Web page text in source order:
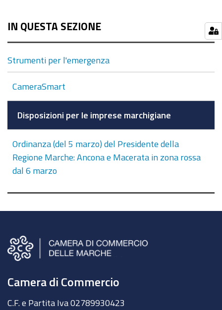
IN QUESTA SEZIONE
Strumenti per l'emergenza
CameraSmart
Disposizioni per le imprese marchigiane
Ordinanza (del 5 marzo) del Presidente della
Regione Marche: Ancona e Macerata in zona rossa
dal 6 marzo
Camera di Commercio
C.F. e Partita Iva 02789930423